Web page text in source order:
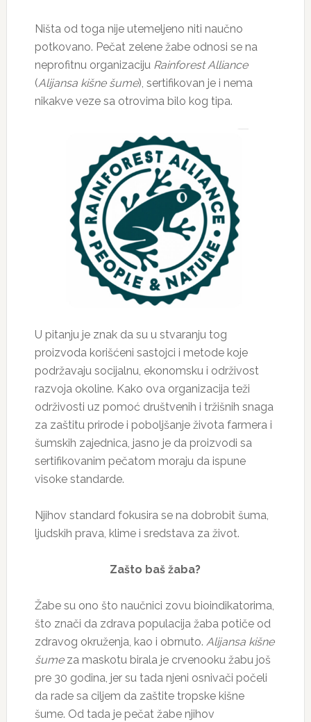
Ništa od toga nije utemeljeno niti naučno
potkovano. Pečat zelene žabe odnosi se na
neprofitnu organizaciju Rainforest Alliance
(Alijansa kišne šume), sertifikovan je i nema
nikakve veze sa otrovima bilo kog tipa.
U pitanju je znak da su u stvaranju tog
proizvoda korišćeni sastojci i metode koje
podržavaju socijalnu, ekonomsku i održivost
razvoja okoline. Kako ova organizacija teži
održivosti uz pomoć društvenih i tržišnih snaga
za zaštitu prirode i poboljšanje života farmera i
šumskih zajednica, jasno je da proizvodi sa
sertifikovanim pečatom moraju da ispune
visoke standarde.
Njihov standard fokusira se na dobrobit šuma,
ljudskih prava, klime i sredstava za život.
Zašto baš žaba?
Žabe su ono što naučnici zovu bioindikatorima,
što znači da zdrava populacija žaba potiče od
zdravog okruženja, kao i obrnuto. Alijansa kišne
šumeza maskotu birala je crvenooku žabu još
pre 30 godina, jer su tada njeni osnivači počeli
da rade sa ciljem da zaštite tropske kišne
šume. Od tada je pečat žabe njihov